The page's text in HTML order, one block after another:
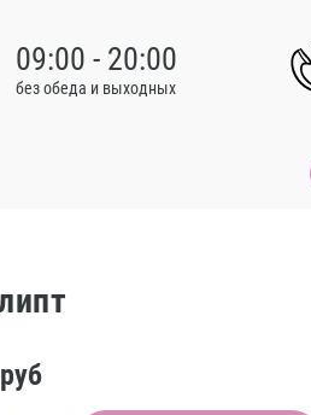
09:00 - 20:00
без обеда и выходных
руб